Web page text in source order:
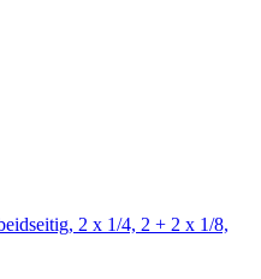
2 x 1/4, 2 + 2 x 1/8,